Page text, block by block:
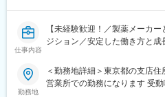
ています。
■業務の魅力
単なる運用担当に留まらず、
をダイレクトに感じられるポジ
す。
仕事内容
【未経験歓迎！／製薬メーカ
ジション／安定した働き方と成
■業務概要
MSとは、マーケティングスペ
勤務地
＜勤務地詳細＞東京都の支店
営業所での勤務になります 受